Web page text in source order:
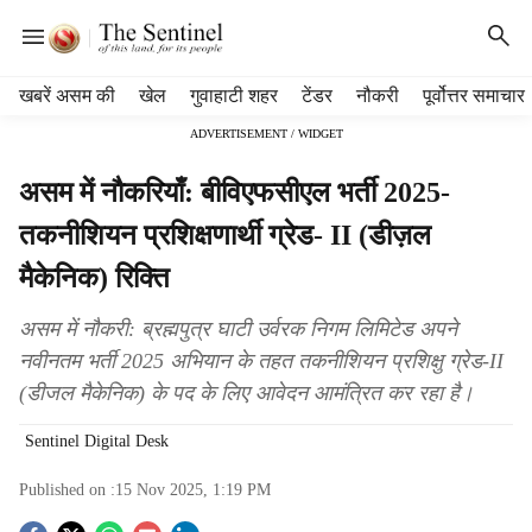
खबरें असम की खेल गुवाहाटी शहर टेंडर नौकरी पूर्वोत्तर समाचार
ADVERTISEMENT / WIDGET
असम में नौकरियाँ: बीविएफसीएल भर्ती 2025-
तकनीशियन प्रशिक्षणार्थी ग्रेड- II (डीज़ल
मैकेनिक) रिक्ति
असम में नौकरी: ब्रह्मपुत्र घाटी उर्वरक निगम लिमिटेड अपने
नवीनतम भर्ती 2025 अभियान के तहत तकनीशियन प्रशिक्षु ग्रेड-II
(डीजल मैकेनिक) के पद के लिए आवेदन आमंत्रित कर रहा है।
Sentinel Digital Desk
Published on :15 Nov 2025, 1:19 PM